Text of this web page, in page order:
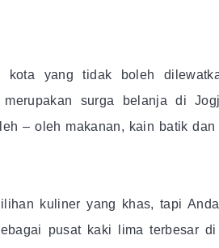
kota yang tidak boleh
surga belanja di
– oleh makanan, kain batik
kuliner yang khas, tapi
pusat kaki lima terbesar